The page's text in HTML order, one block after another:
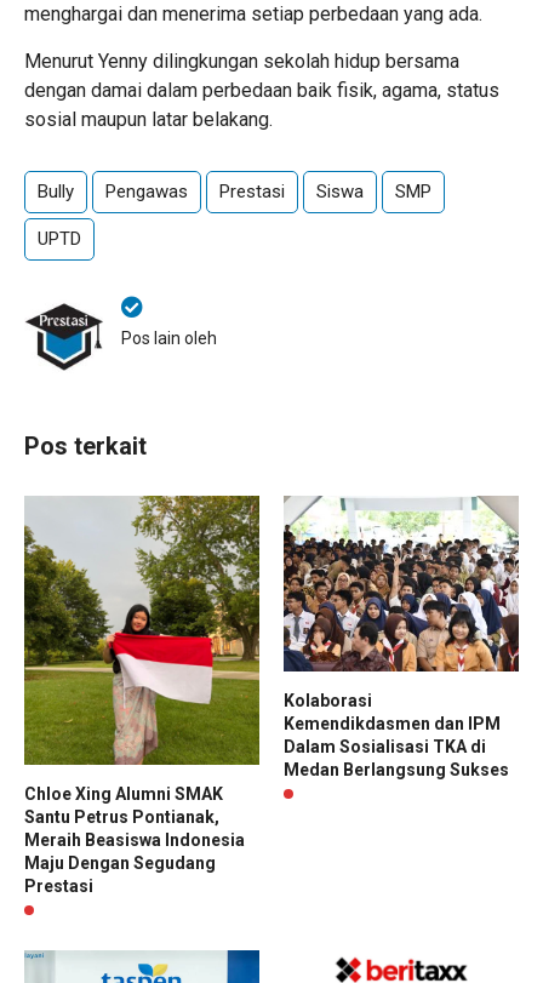
menghargai dan menerima setiap perbedaan yang ada.
Menurut Yenny dilingkungan sekolah hidup bersama
dengan damai dalam perbedaan baik fisik, agama, status
sosial maupun latar belakang.
Bully Pengawas Prestasi Siswa SMP
UPTD
Pos lain oleh
Pos terkait
Chloe Xing Alumni SMAK
Santu Petrus Pontianak,
Meraih Beasiswa Indonesia
Maju Dengan Segudang
Prestasi
Kolaborasi
Kemendikdasmen dan IPM
Dalam Sosialisasi TKA di
Medan Berlangsung Sukses